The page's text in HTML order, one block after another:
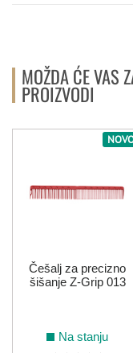
MOŽDA ĆE VAS
PROIZVODI
Češalj za precizno
šišanje Z-Grip 013
Na stanju